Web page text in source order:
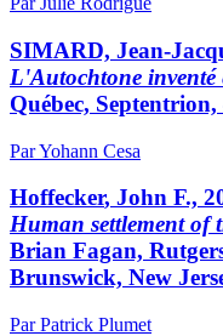
SIMARD, Jean-
L'Autochtone
Québec, Septentrion,
Par Yohann Cesa
Hoffecker, John F.,
Human settlement of
Brian Fagan,
Brunswick, New
Par Patrick Plumet